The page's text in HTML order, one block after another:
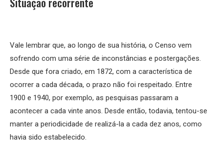
Vale lembrar que, ao longo de sua história, o Censo vem
sofrendo com uma série de inconstâncias e postergações.
Desde que fora criado, em 1872, com a característica de
ocorrer a cada década, o prazo não foi respeitado. Entre
1900 e 1940, por exemplo, as pesquisas passaram a
acontecer a cada vinte anos. Desde então, todavia, tentou-se
manter a periodicidade de realizá-la a cada dez anos, como
havia sido estabelecido.